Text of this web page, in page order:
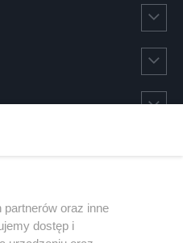
oraz inne
dostęp i